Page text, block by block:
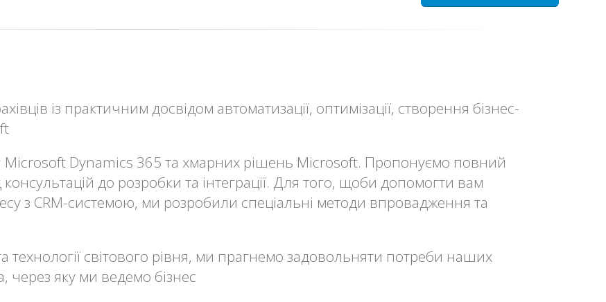
із практичним досвідом автоматизації, оптимізації, створення бізнес-
Microsoft Dynamics 365 та хмарних рішень Microsoft. Пропонуємо повний
до розробки та інтеграції. Для того, щоби допомогти вам
з CRM-системою, ми розробили спеціальні методи впровадження та
технології світового рівня, ми прагнемо задовольняти потреби наших
через яку ми ведемо бізнес